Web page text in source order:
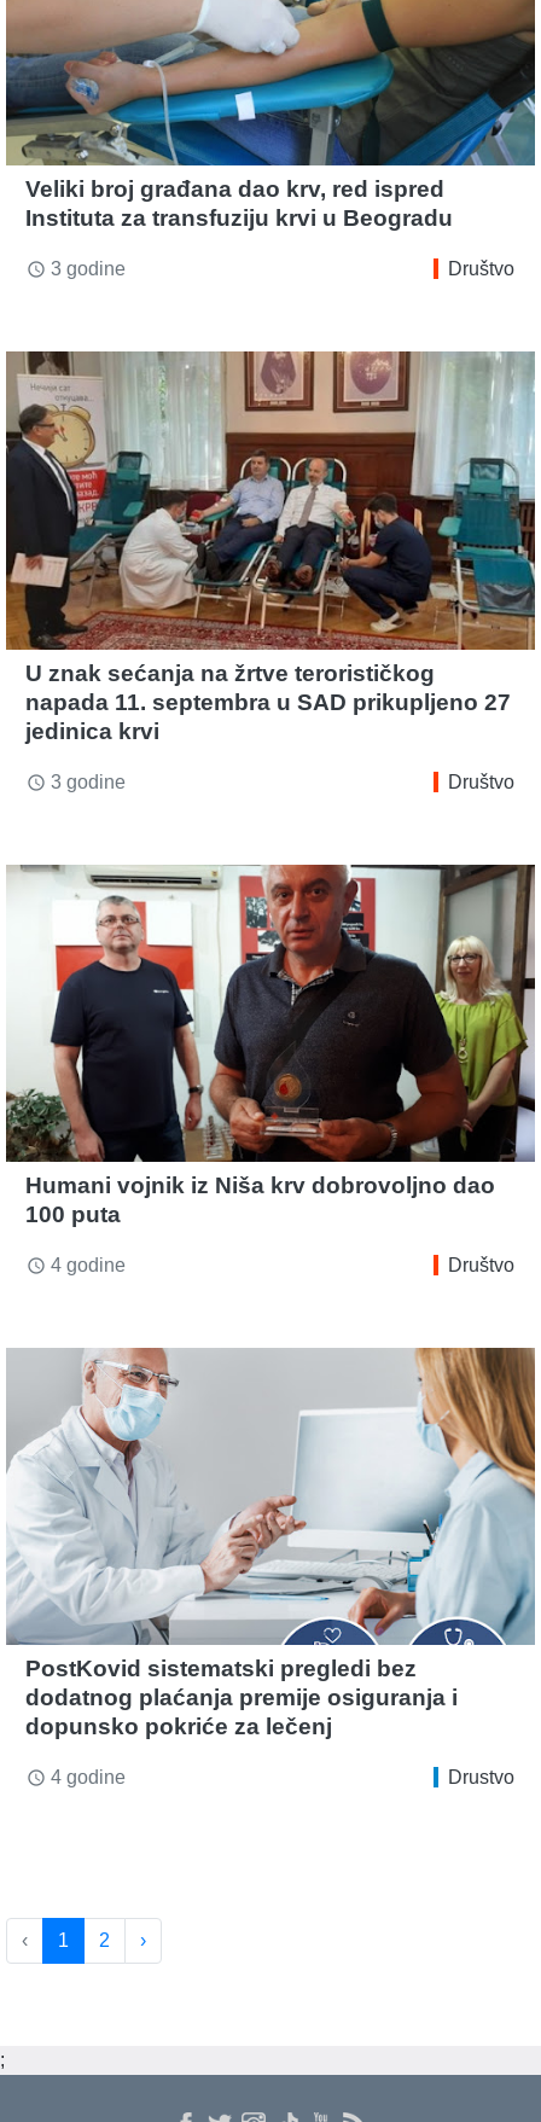
Veliki broj građana dao krv, red ispred
Instituta za transfuziju krvi u Beogradu
access_time 3 godine Društvo
U znak sećanja na žrtve terorističkog
napada 11. septembra u SAD prikupljeno 27
jedinica krvi
access_time 3 godine Društvo
Humani vojnik iz Niša krv dobrovoljno dao
100 puta
access_time 4 godine Društvo
PostKovid sistematski pregledi bez
dodatnog plaćanja premije osiguranja i
dopunsko pokriće za lečenj
access_time 4 godine Drustvo
‹ 1 2 ›
;